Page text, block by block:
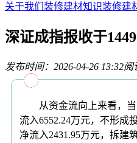
关于我们 装修建材知识装修建
深证成指报收于
发布时间：2026-04-26 13:32阅
从资金流向上来看，当
流入6552.24万元，不形成
净流入2431.95万元，拆建